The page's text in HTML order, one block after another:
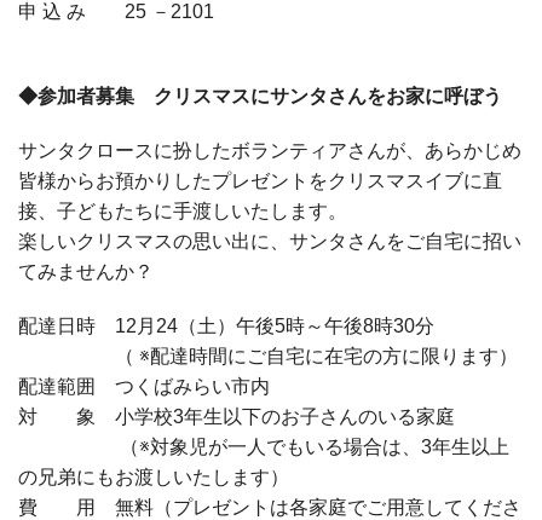
申 込 み 25 －2101
◆参加者募集 クリスマスにサンタさんをお家に呼ぼう
サンタクロースに扮したボランティアさんが、あらかじめ
皆様からお預かりしたプレゼントをクリスマスイブに直
接、子どもたちに手渡しいたします。
楽しいクリスマスの思い出に、サンタさんをご自宅に招い
てみませんか？
配達日時 12月24（土）午後5時～午後8時30分
（ ※配達時間にご自宅に在宅の方に限ります）
配達範囲 つくばみらい市内
対 象 小学校3年生以下のお子さんのいる家庭
（※対象児が一人でもいる場合は、3年生以上
の兄弟にもお渡しいたします）
費 用 無料（プレゼントは各家庭でご用意してくださ